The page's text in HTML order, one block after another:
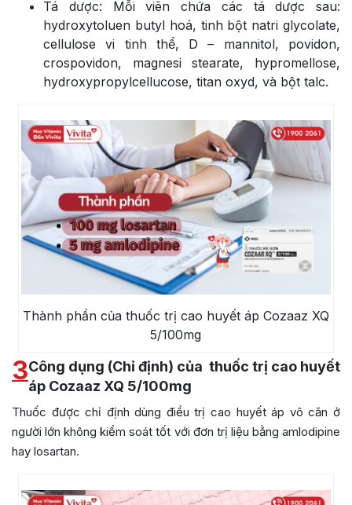
Tá dược: Mỗi viên chứa các tá dược sau:
hydroxytoluen butyl hoá, tinh bột natri glycolate,
cellulose vi tinh thể, D – mannitol, povidon,
crospovidon, magnesi stearate, hypromellose,
hydroxypropylcellucose, titan oxyd, và bột talc.
Thành phần của thuốc trị cao huyết áp Cozaaz XQ
5/100mg
3Công dụng (Chỉ định) của thuốc trị cao huyết
áp Cozaaz XQ 5/100mg
Thuốc được chỉ định dùng điều trị cao huyết áp vô căn ở
người lớn không kiểm soát tốt với đơn trị liệu bằng amlodipine
hay losartan.